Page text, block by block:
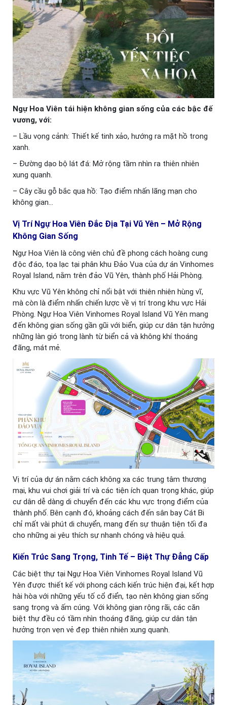
Ngự Hoa Viên tái hiện không gian sống của các bậc đế
vương, với:
– Lầu vọng cảnh: Thiết kế tinh xảo, hướng ra mặt hồ trong
xanh.
– Đường dạo bộ lát đá: Mở rộng tầm nhìn ra thiên nhiên
xung quanh.
– Cây cầu gỗ bắc qua hồ: Tạo điểm nhấn lãng mạn cho
không gian…
Vị Trí Ngự Hoa Viên Đắc Địa Tại Vũ Yên – Mở Rộng
Không Gian Sống
Ngự Hoa Viên là công viên chủ đề phong cách hoàng cung
độc đáo, tọa lạc tại phân khu Đảo Vua của dự án Vinhomes
Royal Island, nằm trên đảo Vũ Yên, thành phố Hải Phòng.
Khu vực Vũ Yên không chỉ nổi bật với thiên nhiên hùng vĩ,
mà còn là điểm nhấn chiến lược về vị trí trong khu vực Hải
Phòng. Ngự Hoa Viên Vinhomes Royal Island Vũ Yên mang
đến không gian sống gần gũi với biển, giúp cư dân tận hưởng
những làn gió trong lành từ biển cả và không khí thoáng
đãng, mát mẻ.
Vị trí của dự án nằm cách không xa các trung tâm thương
mại, khu vui chơi giải trí và các tiện ích quan trọng khác, giúp
cư dân dễ dàng di chuyển đến các khu vực trọng điểm của
thành phố. Bên cạnh đó, khoảng cách đến sân bay Cát Bi
chỉ mất vài phút di chuyển, mang đến sự thuận tiện tối đa
cho những ai yêu thích sự nhanh chóng và hiệu quả.
Kiến Trúc Sang Trọng, Tinh Tế – Biệt Thự Đẳng Cấp
Các biệt thự tại Ngự Hoa Viên Vinhomes Royal Island Vũ
Yên được thiết kế với phong cách kiến trúc hiện đại, kết hợp
hài hòa với những yếu tố cổ điển, tạo nên không gian sống
sang trọng và ấm cúng. Với không gian rộng rãi, các căn
biệt thự đều có tầm nhìn thoáng đãng, giúp cư dân tận
hưởng trọn vẹn vẻ đẹp thiên nhiên xung quanh.